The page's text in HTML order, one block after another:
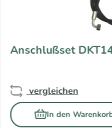
Anschlußset
In den
vergleichen